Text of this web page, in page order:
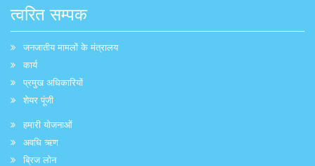
त्वरित सम्पक
जनजातीय मामलों के मंत्रालय
कार्य
प्रमुख अधिकारियों
शेयर पूंजी
हमारी योजनाओं
अवधि ऋण
ब्रिज लोन